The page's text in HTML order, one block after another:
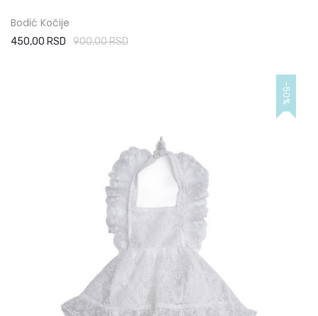
Bodić Kočije
450,00 RSD 900,00 RSD
-50%